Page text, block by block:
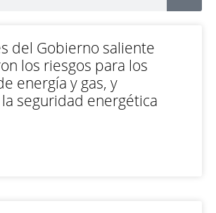
del Gobierno saliente
los riesgos para los
energía y gas, y
seguridad energética